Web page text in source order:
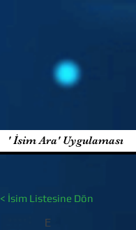
' İsim Ara' Uygulaması
< İsim Listesine Dön
E